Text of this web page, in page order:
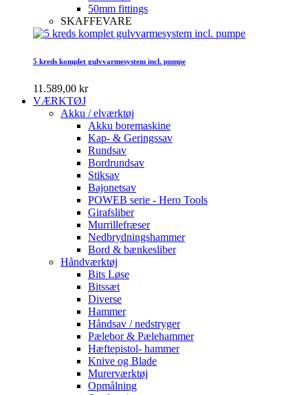
50mm fittings
SKAFFEVARE
5 kreds komplet gulvvarmesystem incl. pumpe
11.589,00 kr
VÆRKTØJ
Akku / elværktøj
Akku boremaskine
Kap- & Geringssav
Rundsav
Bordrundsav
Stiksav
Bajonetsav
POWEB serie - Hero Tools
Girafsliber
Murrillefræser
Nedbrydningshammer
Bord & bænkesliber
Håndværktøj
Bits Løse
Bitssæt
Diverse
Hammer
Håndsav / nedstryger
Pælebor & Pælehammer
Hæftepistol- hammer
Knive og Blade
Murerværktøj
Opmålning